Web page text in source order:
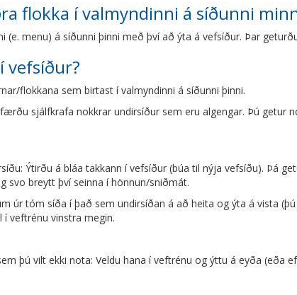
flokka í valmyndinni á síðunni
(e. menu) á síðunni þinni með því að ýta á vefsíður. Þar
vefsíður?
flokkana sem birtast í valmyndinni á síðunni þinni.
sjálfkrafa nokkrar undirsíður sem eru algengar. Þú
Ýtirðu á bláa takkann í vefsíður (búa til nýja vefsíðu). Þá
svo breytt því seinna í hönnun/sniðmát.
úr tóm síða í það sem undirsíðan á að heita og ýta á vista
veftrénu vinstra megin.
þú vilt ekki nota: Veldu hana í veftrénu og ýttu á eyða (eða